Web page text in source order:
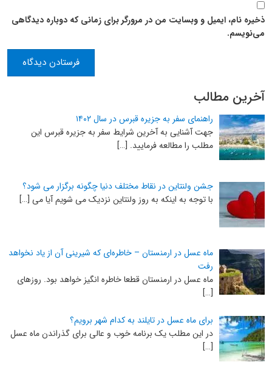
ذخیره نام، ایمیل و وبسایت من در مرورگر برای زمانی که دوباره دیدگاهی
می‌نویسم.
آخرین مطالب
راهنمای سفر به جزیره قبرس در سال ۱۴۰۲
جهت آشنایی به آخرین شرایط سفر به جزیره قبرس این
مطلب را مطالعه فرمایید. […]
جشن ولنتاین در نقاط مختلف دنیا چگونه برگزار می شود؟
با توجه به اینکه به روز ولنتاین نزدیک می شویم آیا می […]
ماه عسل در ارمنستان – خاطره‌ای که شیرینی آن از یاد نخواهد
رفت
ماه عسل در ارمنستان قطعا خاطره انگیز خواهد بود. روزهای
[…]
برای ماه عسل در تایلند به کدام شهر برویم؟
در این مطلب یک برنامه خوب و عالی برای گذراندن ماه عسل
[…]